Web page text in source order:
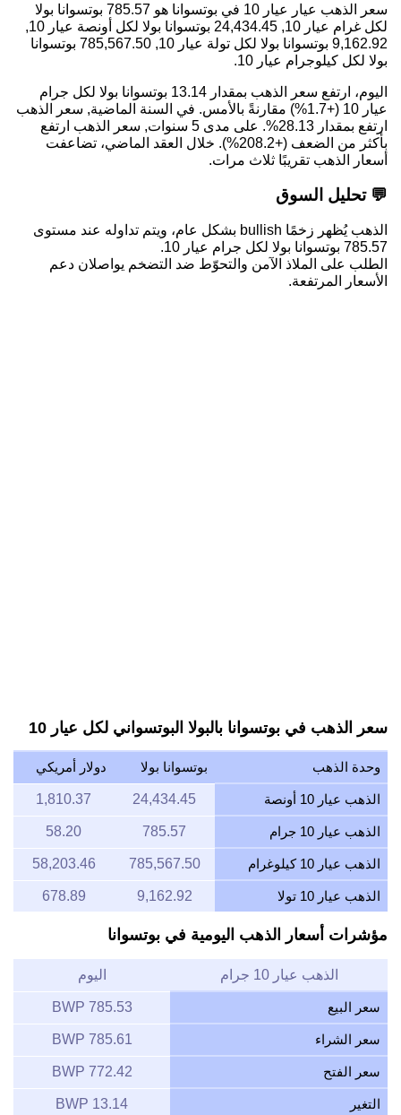
سعر الذهب عيار عيار 10 في بوتسوانا هو 785.57 بوتسوانا بولا
لكل غرام عيار 10,
24,434.45 بوتسوانا بولا لكل أونصة عيار 10,
9,162.92 بوتسوانا بولا لكل تولة عيار 10, 785,567.50 بوتسوانا
بولا لكل كيلوجرام عيار 10.
اليوم، ارتفع سعر الذهب بمقدار 13.14 بوتسوانا بولا لكل جرام
عيار 10 (+1.7%) مقارنةً بالأمس. في السنة الماضية, سعر الذهب
ارتفع بمقدار 28.13%. على مدى 5 سنوات, سعر الذهب ارتفع
بأكثر من الضعف (+208.2%). خلال العقد الماضي، تضاعفت
أسعار الذهب تقريبًا ثلاث مرات.
💬 تحليل السوق
الذهب يُظهر زخمًا bullish بشكل عام، ويتم تداوله عند مستوى
785.57 بوتسوانا بولا لكل جرام عيار 10.
الطلب على الملاذ الآمن والتحوّط ضد التضخم يواصلان دعم
الأسعار المرتفعة.
سعر الذهب في بوتسوانا بالبولا البوتسواني لكل عيار 10
وحدة الذهب بوتسوانا بولا دولار أمريكي
الذهب عيار 10 أونصة 24,434.45
1,810.37
الذهب عيار 10 جرام 785.57
58.20
الذهب عيار 10 كيلوغرام 785,567.50
58,203.46
الذهب عيار 10 تولا 9,162.92
678.89
مؤشرات أسعار الذهب اليومية في بوتسوانا
الذهب عيار 10 جرام اليوم
سعر البيع 785.53 BWP
سعر الشراء 785.61 BWP
سعر الفتح 772.42 BWP
التغير 13.14 BWP